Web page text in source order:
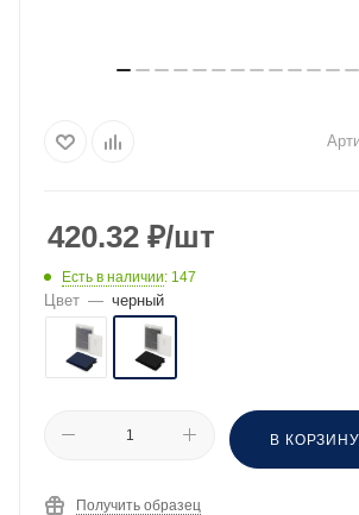
420.32 ₽/шт
Есть в наличии: 147
Цвет — черный
В КОРЗИНУ
Получить образец